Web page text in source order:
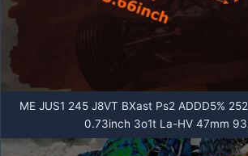
ME JUS1 245 J8VT BXast Ps2 ADDD5%
0.73inch 3o1t La-HV 47mm